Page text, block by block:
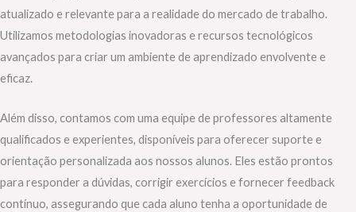
atualizado e relevante para a realidade do mercado de trabalho.
Utilizamos metodologias inovadoras e recursos tecnológicos
avançados para criar um ambiente de aprendizado envolvente e
eficaz.
Além disso, contamos com uma equipe de professores altamente
qualificados e experientes, disponíveis para oferecer suporte e
orientação personalizada aos nossos alunos. Eles estão prontos
para responder a dúvidas, corrigir exercícios e fornecer feedback
contínuo, assegurando que cada aluno tenha a oportunidade de